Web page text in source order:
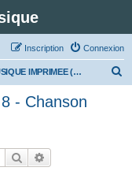
Connexion
Inscription
MUSIQUE IMPRIMEE (Classe 8 - Chanson francophone)
- Chanson
Rechercher